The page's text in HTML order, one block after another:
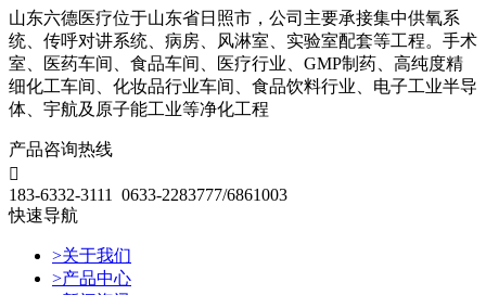
山东六德医疗位于山东省日照市，公司主要承接集中供氧系
统、传呼对讲系统、病房、风淋室、实验室配套等工程。手术
室、医药车间、食品车间、医疗行业、GMP制药、高纯度精
细化工车间、化妆品行业车间、食品饮料行业、电子工业半导
体、宇航及原子能工业等净化工程
产品咨询热线

183-6332-3111 0633-2283777/6861003
快速导航
>关于我们
>产品中心